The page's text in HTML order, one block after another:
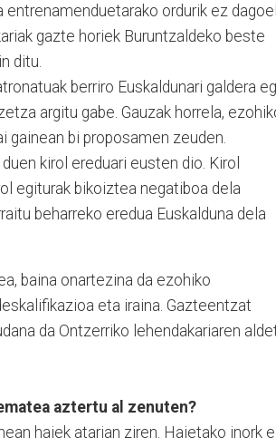
ordurik ez
gazte horiek Buruntzaldeko beste
ditu.
berriro Euskaldunari galdera
argitu gabe. Gauzak horrela,
gainean bi proposamen zeuden.
kirol ereduari eusten dio. Kirol
egiturak bikoiztea negatiboa dela
beharreko eredua Euskalduna dela
baina onartezina da ezohiko
eta iraina. Gazteentzat
da Ontzerriko lehendakariaren
aztertu al zenuten?
haiek atarian ziren. Haietako inork